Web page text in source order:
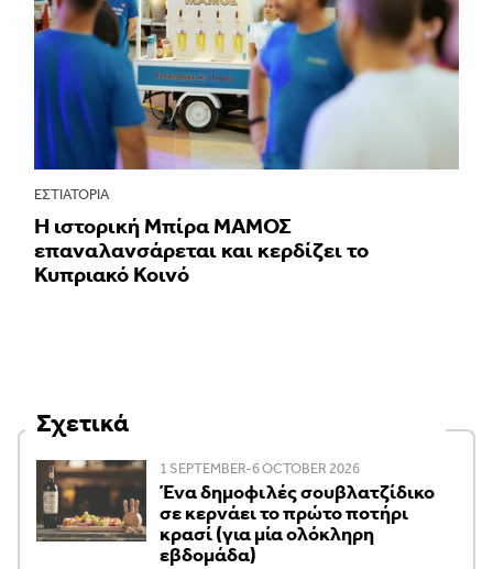
ΕΣΤΙΑΤΌΡΙΑ
Η ιστορική Μπίρα ΜΑΜΟΣ
επαναλανσάρεται και κερδίζει το
Κυπριακό Κοινό
Σχετικά
1 SEPTEMBER-6 OCTOBER 2026
Ένα δημοφιλές σουβλατζίδικο
σε κερνάει το πρώτο ποτήρι
κρασί (για μία ολόκληρη
εβδομάδα)